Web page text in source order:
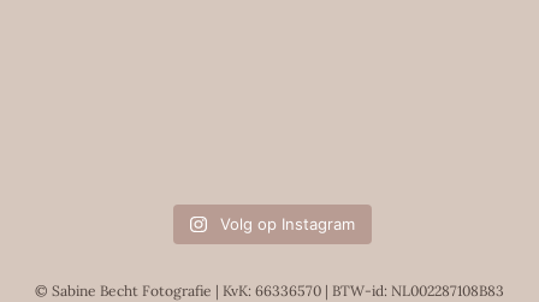
Volg op Instagram
© Sabine Becht Fotografie | KvK: 66336570 | BTW-id: NL002287108B83